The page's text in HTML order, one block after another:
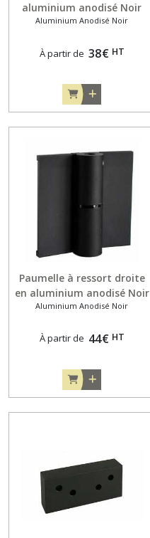
aluminium anodisé Noir
pour porte en applique de
Aluminium Anodisé Noir
À partir de 38€ HT
Paumelle à ressort droite
en aluminium anodisé Noir
pour porte en applique de
Aluminium Anodisé Noir
À partir de 44€ HT